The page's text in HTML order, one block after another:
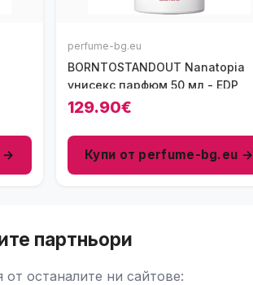
→
perfume-bg.eu
BORNTOSTANDOUT Nanatopia
унисекс парфюм 50 мл - EDP
129.90€
Купи от perfume-bg.eu →
партньори
останалите ни сайтове: